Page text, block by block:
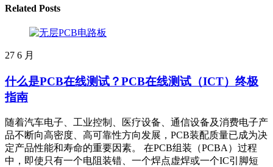
Related Posts
27 6 月
什么是PCB在线测试？PCB在线测试（ICT）终极
指南
随着汽车电子、工业控制、医疗设备、通信设备及消费电子产
品不断向高密度、高可靠性方向发展，PCB装配质量已成为决
定产品性能和寿命的重要因素。 在PCB组装（PCBA）过程
中，即使只有一个电阻装错、一个焊点虚焊或一个IC引脚短